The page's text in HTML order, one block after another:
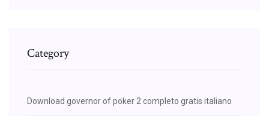
Category
Download governor of poker 2 completo gratis italiano